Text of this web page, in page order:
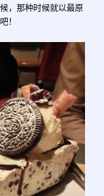
，那种时候就以最原
！